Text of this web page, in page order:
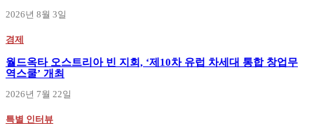
2026년 8월 3일
경제
월드옥타 오스트리아 빈 지회, ‘제10차 유럽 차세대 통합 창업무
역스쿨’ 개최
2026년 7월 22일
특별 인터뷰